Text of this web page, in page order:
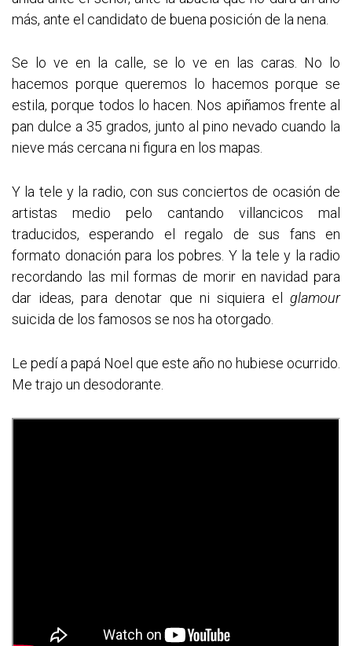
más, ante el candidato de buena posición de la nena.
Se lo ve en la calle, se lo ve en las caras. No lo
hacemos porque queremos lo hacemos porque se
estila, porque todos lo hacen. Nos apiñamos frente al
pan dulce a 35 grados, junto al pino nevado cuando la
nieve más cercana ni figura en los mapas.
Y la tele y la radio, con sus conciertos de ocasión de
artistas medio pelo cantando villancicos mal
traducidos, esperando el regalo de sus fans en
formato donación para los pobres. Y la tele y la radio
recordando las mil formas de morir en navidad para
dar ideas, para denotar que ni siquiera el glamour
suicida de los famosos se nos ha otorgado.
Le pedí a papá Noel que este año no hubiese ocurrido.
Me trajo un desodorante.